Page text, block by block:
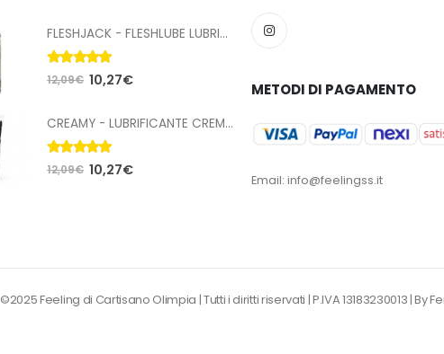
FLESHJACK - FLESHLUBE LUBRIFICANTE ANALE A BASE ACQUA 100 ML
5.00Su 5
12,09€ 10,27€
CREAMY - LUBRIFICANTE CREMOSO CUM 70 ML
5.00Su 5
12,09€ 10,27€
METODI DI PAGAMENTO
Email: info@feelingss.it
©2025 Feeling di Cartisano Olimpia | Tutti i diritti riservati | P.IVA 13183230013 |By